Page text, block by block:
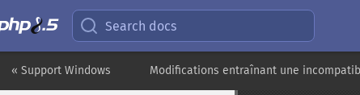
Search docs
Modifications entraînant une
« Support Windows